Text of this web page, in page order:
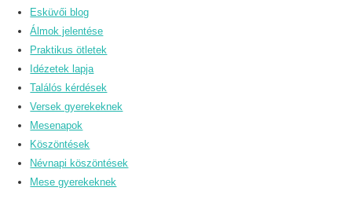
Esküvői blog
Álmok jelentése
Praktikus ötletek
Idézetek lapja
Találós kérdések
Versek gyerekeknek
Mesenapok
Köszöntések
Névnapi köszöntések
Mese gyerekeknek